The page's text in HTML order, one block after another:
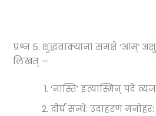
प्रश्न 5. शुद्धवाक्यानां समक्षे ‘आम्’
लिखत् —
‘नास्ति’ इत्यास्मिन् पदे
दीर्घ सन्धे: उदाहरणं मनोहर: